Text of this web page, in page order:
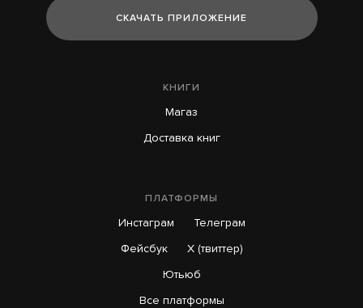
СКАЧАТЬ ПРИЛОЖЕНИЕ
КНИГИ
Магаз
Доставка книг
ПЛАТФОРМЫ
Инстаграм
Телеграм
Фейсбук
X (твиттер)
Ютьюб
Все платформы